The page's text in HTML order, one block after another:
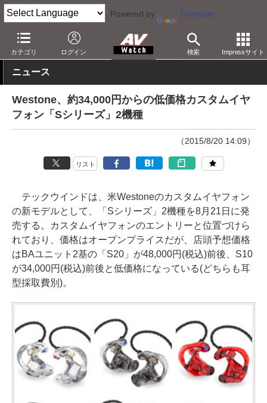
Powered by Translate
カテゴリ ログイン 検索 Impressサイト
AV Watch 製品 ヘッドフォン Westone
ニュース
Westone、約34,000円からの低価格カスタムイヤ
フォン「Sシリーズ」2機種
（2015/8/20 14:09）
リスト
テックウインドは、米Westoneのカスタムイヤフォン
の新モデルとして、「Sシリーズ」2機種を8月21日に発
売する。カスタムイヤフォンのエントリーと位置づけら
れており、価格はオープンプライスだが、店頭予想価格
はBAユニット2基の「S20」が48,000円(税込)前後、S10
が34,000円(税込)前後と低価格になっている(どちらも耳
型採取費別)。